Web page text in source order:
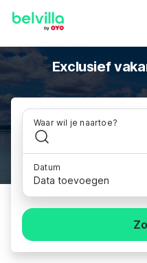
Exclusief
Waar wil je naartoe?
Datum
Data toevoegen